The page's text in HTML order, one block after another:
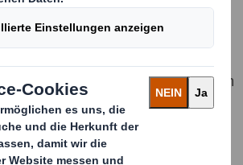
untermauern die neue, auf
ausgerichtete
des
die vorsieht, allen Kunden
Jahren zu 100 % recycelbare
und bis 2025 eine Milliarde
in Supermärkten und im E-